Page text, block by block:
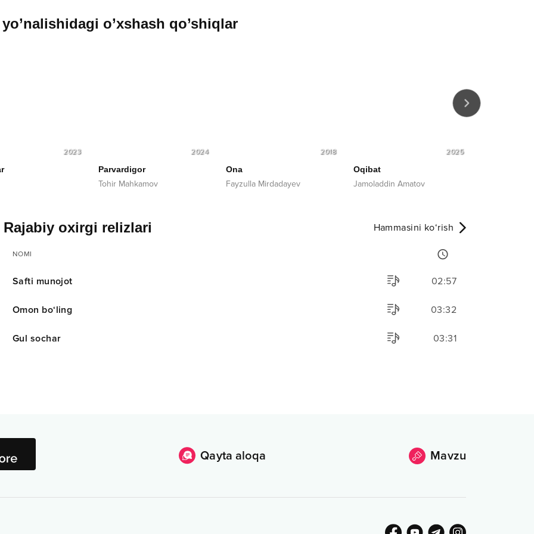
yo’nalishidagi o’xshash qo’shiqlar
2023 2024
Parvardigor
Tohir Mahkamov
2018
Ona
Fayzulla Mirdadayev
2025
Oqibat
Jamoladdin Amatov
Rajabiy oxirgi relizlari Hammasini ko‘rish
NOMI
Safti munojot 02:57
Omon bo‘ling 03:32
Gul sochar 03:31
Qayta aloqa Mavzu